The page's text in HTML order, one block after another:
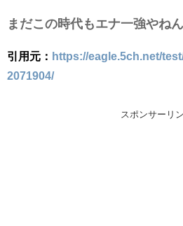
まだこの時代もエナ一強やね
引用元： https://eagle.5ch.net/
2071904/
スポンサーリ